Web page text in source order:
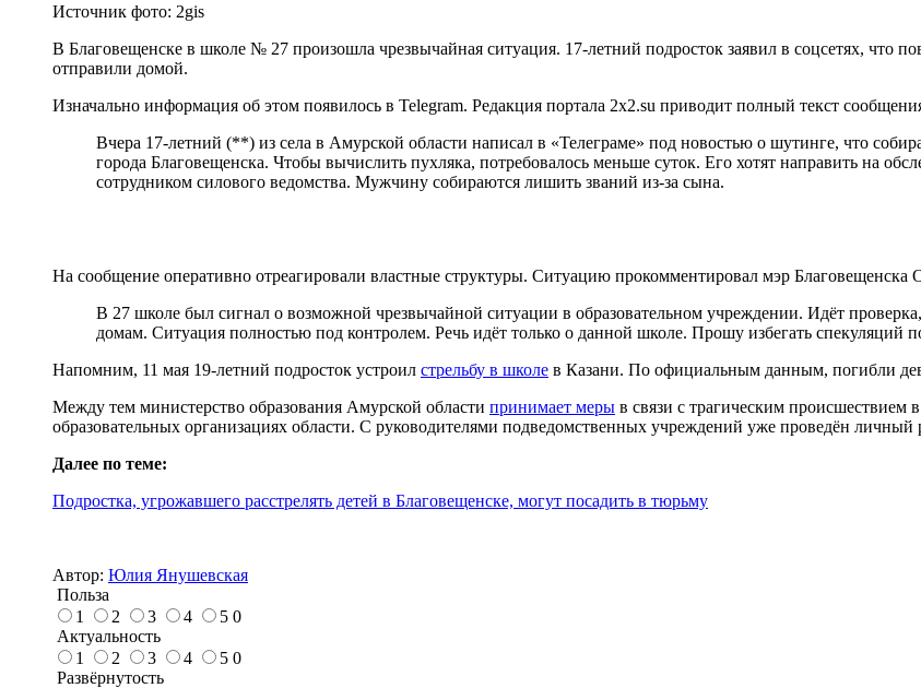
Источник фото: 2gis
В Благовещенске в школе № 27 произошла чрезвычайная ситуация. 17-летний подросток заявил в соцсетях, что
отправили домой.
Изначально информация об этом появилось в Telegram. Редакция портала 2x2.su приводит полный текст
Вчера 17-летний (**) из села в Амурской области написал в «Телеграме» под новостью о шутинге, что
города Благовещенска. Чтобы вычислить пухляка, потребовалось меньше суток. Его хотят направить на
сотрудником силового ведомства. Мужчину собираются лишить званий из-за сына.
На сообщение оперативно отреагировали властные структуры. Ситуацию прокомментировал мэр Благовещенска
В 27 школе был сигнал о возможной чрезвычайной ситуации в образовательном учреждении. Идёт
домам. Ситуация полностью под контролем. Речь идёт только о данной школе. Прошу избегать спекуляций
Напомним, 11 мая 19-летний подросток устроил стрельбу в школе в Казани. По официальным данным, погибли
Между тем министерство образования Амурской области принимает меры в связи с трагическим происшествием
образовательных организациях области. С руководителями подведомственных учреждений уже проведён личный
Далее по теме:
Подростка, угрожавшего расстрелять детей в Благовещенске, могут посадить в тюрьму
Автор: Юлия Янушевская
Польза
1
2 3 4 5 0
Актуальность
1
2 3 4 5 0
Развёрнутость